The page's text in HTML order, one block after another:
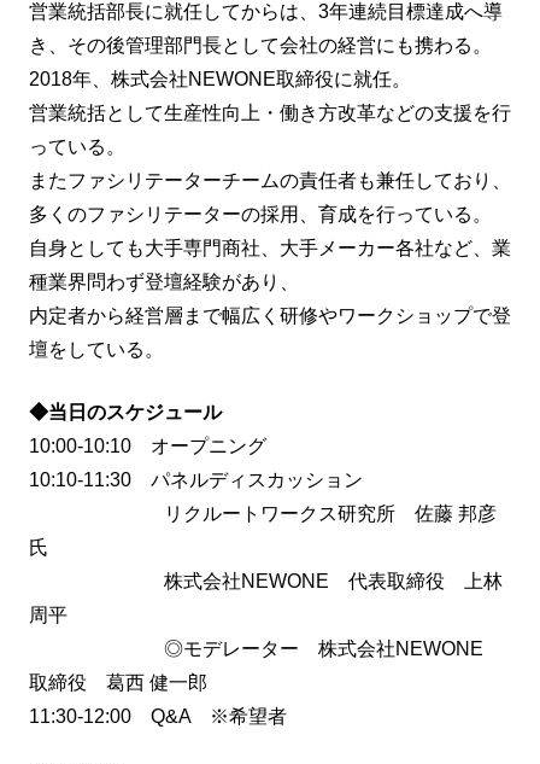
営業統括部長に就任してからは、3年連続目標達成へ導
き、その後管理部門長として会社の経営にも携わる。
2018年、株式会社NEWONE取締役に就任。
営業統括として生産性向上・働き方改革などの支援を行
っている。
またファシリテーターチームの責任者も兼任しており、
多くのファシリテーターの採用、育成を行っている。
自身としても大手専門商社、大手メーカー各社など、業
種業界問わず登壇経験があり、
内定者から経営層まで幅広く研修やワークショップで登
壇をしている。
◆当日のスケジュール
10:00-10:10 オープニング
10:10-11:30 パネルディスカッション
リクルートワークス研究所 佐藤 邦彦
氏
株式会社NEWONE 代表取締役 上林
周平
◎モデレーター 株式会社NEWONE
取締役 葛西 健一郎
11:30-12:00 Q&A ※希望者